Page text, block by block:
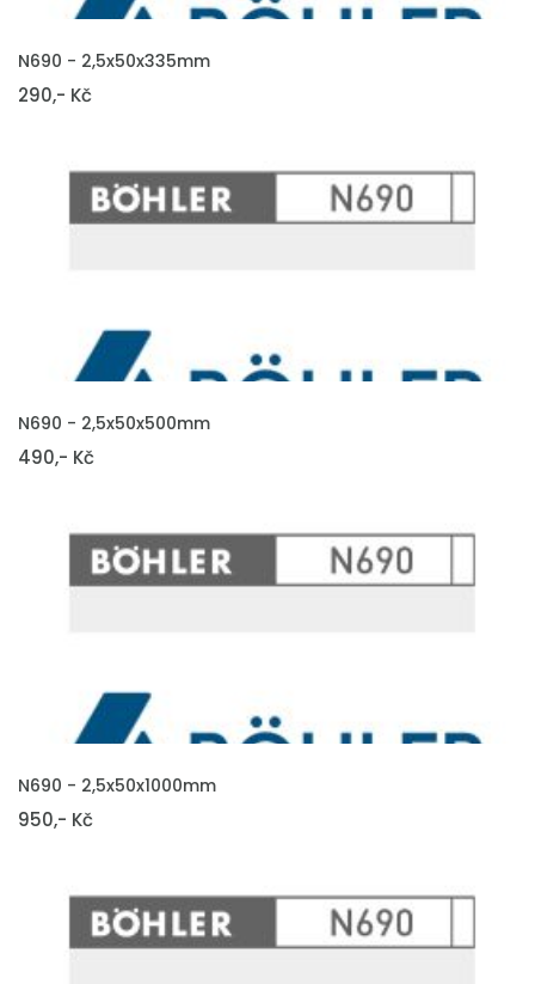
VLOŽIT DO KOŠÍKU
N690 - 2,5x50x335mm
290,- Kč
VLOŽIT DO KOŠÍKU
N690 - 2,5x50x500mm
490,- Kč
VLOŽIT DO KOŠÍKU
N690 - 2,5x50x1000mm
950,- Kč